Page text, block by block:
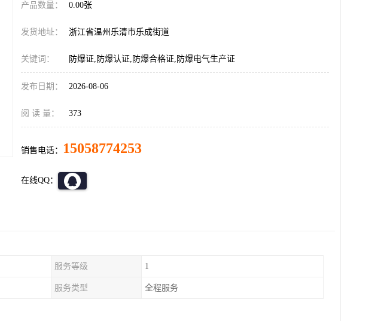
产品数量： 0.00张
发货地址： 浙江省温州乐清市乐成街道
关键词： 防爆证,防爆认证,防爆合格证,防爆电气生产证
发布日期： 2026-08-06
阅 读 量： 373
销售电话： 15058774253
在线QQ：
服务等级 1
服务类型 全程服务